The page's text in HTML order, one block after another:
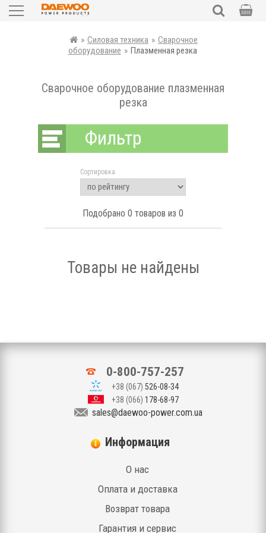
Садовая техника
Электроинструменты
Автотовары
Запчасти
Аксессуары и комплектующие
» Силовая техника » Сварочное
оборудование » Плазменная резка
Сварочное оборудование плазменная
резка
Фильтр
Сортировка
Подобрано 0 товаров из 0
Товары не найдены
0-800-757-257
+38 (067) 526-08-34
+38 (066) 178-68-97
sales@daewoo-power.com.ua
Информация
О нас
Оплата и доставка
Возврат товара
Гарантия и сервис